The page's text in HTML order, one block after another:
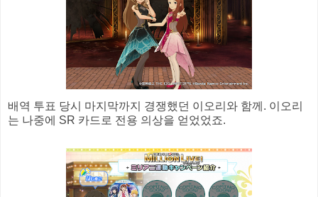
배역 투표 당시 마지막까지 경쟁했던 이오리와 함께. 이오리
는 나중에 SR 카드로 전용 의상을 얻었었죠.